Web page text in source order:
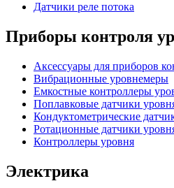
Датчики реле потока
Приборы контроля
Аксессуары для приборов
Вибрационные уровнемеры
Емкостные контроллеры
Поплавковые датчики
Кондуктометрические
Ротационные датчики
Контроллеры уровня
Электрика